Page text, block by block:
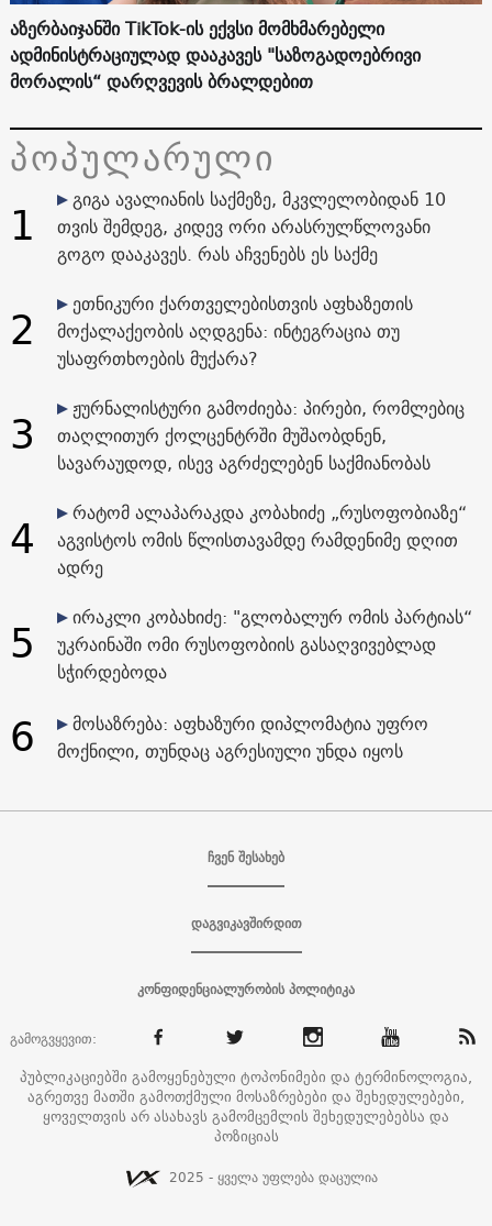
აზერბაიჯანში TikTok-ის ექვსი მომხმარებელი
ადმინისტრაციულად დააკავეს "საზოგადოებრივი
მორალის“ დარღვევის ბრალდებით
პოპულარული
1
გიგა ავალიანის საქმეზე, მკვლელობიდან 10
თვის შემდეგ, კიდევ ორი არასრულწლოვანი
გოგო დააკავეს. რას აჩვენებს ეს საქმე
2
ეთნიკური ქართველებისთვის აფხაზეთის
მოქალაქეობის აღდგენა: ინტეგრაცია თუ
უსაფრთხოების მუქარა?
3
ჟურნალისტური გამოძიება: პირები, რომლებიც
თაღლითურ ქოლცენტრში მუშაობდნენ,
სავარაუდოდ, ისევ აგრძელებენ საქმიანობას
4
რატომ ალაპარაკდა კობახიძე „რუსოფობიაზე“
აგვისტოს ომის წლისთავამდე რამდენიმე დღით
ადრე
5
ირაკლი კობახიძე: "გლობალურ ომის პარტიას“
უკრაინაში ომი რუსოფობიის გასაღვივებლად
სჭირდებოდა
6
მოსაზრება: აფხაზური დიპლომატია უფრო
მოქნილი, თუნდაც აგრესიული უნდა იყოს
ჩვენ შესახებ
დაგვიკავშირდით
კონფიდენციალურობის პოლიტიკა
გამოგვყევით:
პუბლიკაციებში გამოყენებული ტოპონიმები და ტერმინოლოგია,
აგრეთვე მათში გამოთქმული მოსაზრებები და შეხედულებები,
ყოველთვის არ ასახავს გამომცემლის შეხედულებებსა და
პოზიციას
2025 - ყველა უფლება დაცულია